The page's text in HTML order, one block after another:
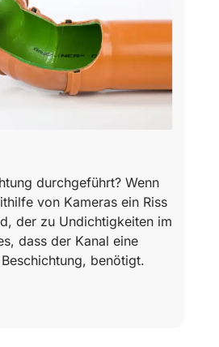
durchgeführt? Wenn
von Kameras ein Riss
der zu Undichtigkeiten im
dass der Kanal eine
benötigt.